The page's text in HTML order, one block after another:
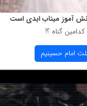
آموز میناب ابدی است
كدامین گناه ؟!
امام حسینیم